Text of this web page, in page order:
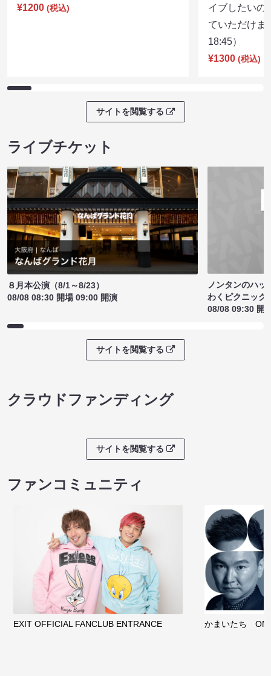
¥1200 (税込)
イブしたいの
ていただけ
18:45）
¥1300 (税込)
サイトを閲覧する
ライブチケット
８月本公演（8/1～8/23）
08/08 08:30 開場 09:00 開演
ノンタンのハッ
わくピクニック
08/08 09:30 開
サイトを閲覧する
クラウドファンディング
サイトを閲覧する
ファンコミュニティ
EXIT OFFICIAL FANCLUB ENTRANCE かまいたち